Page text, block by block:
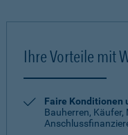
Ihre Vorteile mit
Faire Konditionen
Bauherren, Käufer,